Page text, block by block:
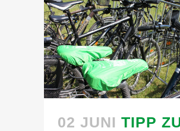
02 JUNI TIPP